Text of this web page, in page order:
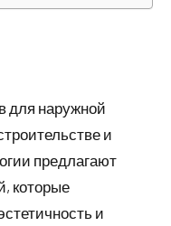
для наружной
и
предлагают
которые
и